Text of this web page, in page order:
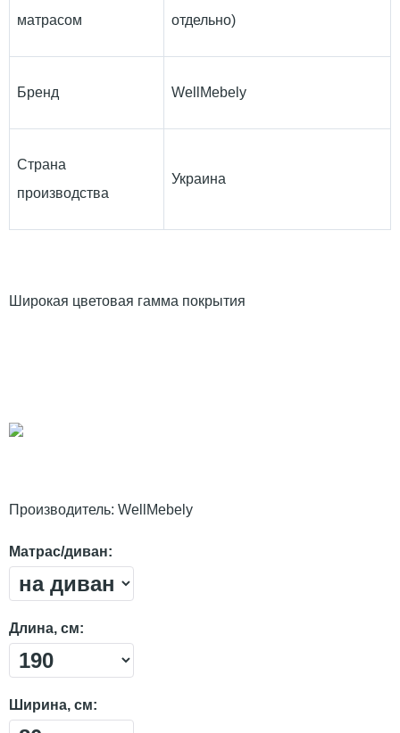
матрасом отдельно)
Бренд WellMebely
Страна
производства
Украина
Широкая цветовая гамма покрытия
Производитель: WellMebely
Матрас/диван:
Длина, см:
Ширина, см: